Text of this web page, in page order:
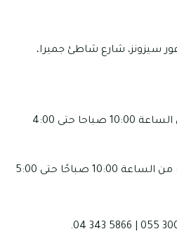
سيزونز، شارع شاطئ جميرا،
الأحد إلى الثلاثاء: من الساعة 10:00 صباحا حتى 4:00
الأربعاء إلى الجمعة: من الساعة 10:00 صباحًا حتى 5:00